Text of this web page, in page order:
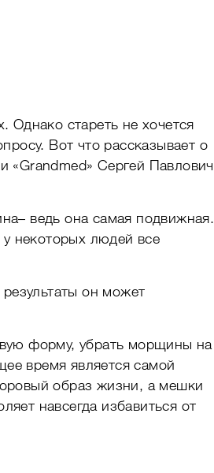
Однако стареть не хочется
Вот что рассказывает о
«Grandmed» Сергей Павлович
ведь она самая подвижная.
некоторых людей все
он может
форму, убрать морщины на
время является самой
образ жизни, а мешки
навсегда избавиться от